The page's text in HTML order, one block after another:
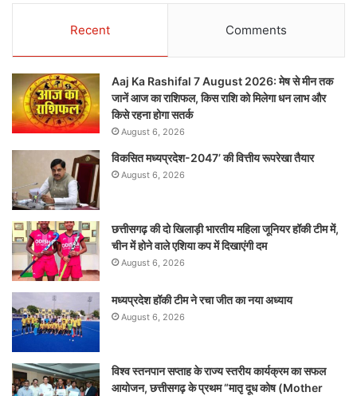
Recent Comments
Aaj Ka Rashifal 7 August 2026: मेष से मीन तक
जानें आज का राशिफल, किस राशि को मिलेगा धन लाभ और
किसे रहना होगा सतर्क
August 6, 2026
विकसित मध्यप्रदेश-2047’ की वित्तीय रूपरेखा तैयार
August 6, 2026
छत्तीसगढ़ की दो खिलाड़ी भारतीय महिला जूनियर हॉकी टीम में,
चीन में होने वाले एशिया कप में दिखाएंगी दम
August 6, 2026
मध्यप्रदेश हॉकी टीम ने रचा जीत का नया अध्याय
August 6, 2026
विश्व स्तनपान सप्ताह के राज्य स्तरीय कार्यक्रम का सफल
आयोजन, छत्तीसगढ़ के प्रथम “मातृ दूध कोष (Mother